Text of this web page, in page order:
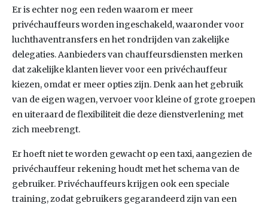
Er is echter nog een reden waarom er meer
privéchauffeurs worden ingeschakeld, waaronder voor
luchthaventransfers en het rondrijden van zakelijke
delegaties. Aanbieders van chauffeursdiensten merken
dat zakelijke klanten liever voor een privéchauffeur
kiezen, omdat er meer opties zijn. Denk aan het gebruik
van de eigen wagen, vervoer voor kleine of grote groepen
en uiteraard de flexibiliteit die deze dienstverlening met
zich meebrengt.
Er hoeft niet te worden gewacht op een taxi, aangezien de
privéchauffeur rekening houdt met het schema van de
gebruiker. Privéchauffeurs krijgen ook een speciale
training, zodat gebruikers gegarandeerd zijn van een